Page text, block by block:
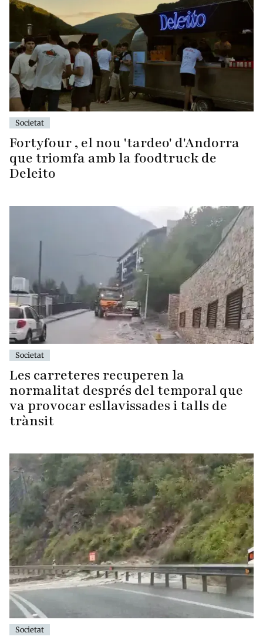
Societat
Fortyfour , el nou 'tardeo' d'Andorra
que triomfa amb la foodtruck de
Deleito
Societat
Les carreteres recuperen la
normalitat després del temporal que
va provocar esllavissades i talls de
trànsit
Societat